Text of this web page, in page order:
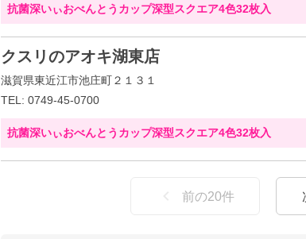
抗菌深いぃおべんとうカップ深型スクエア4色32枚入
クスリのアオキ湖東店
滋賀県東近江市池庄町２１３１
TEL: 0749-45-0700
抗菌深いぃおべんとうカップ深型スクエア4色32枚入
前の20件